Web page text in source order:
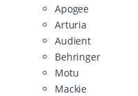
Apogee
Arturia
Audient
Behringer
Motu
Mackie